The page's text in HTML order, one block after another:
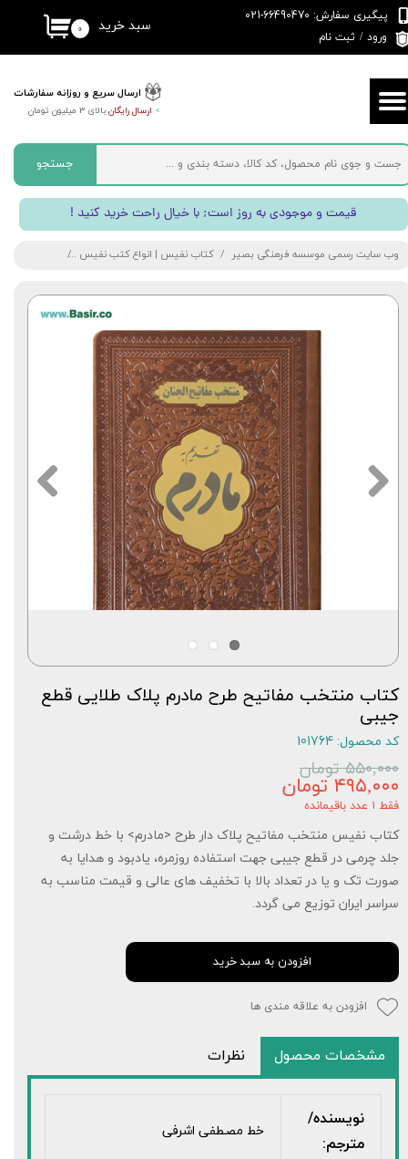
ارسال سریع و روزانه سفارشات
> ارسال رایگانبالای 3 میلیون تومان
پیگیری سفارش: 66490470-021
ورود / ثبت نام
حساب کاربری من
تغییر گذر واژه
سفارشات
خروج از حساب کاربری
۰ سبد خرید
جستجو
! قیمت و موجودی به روز است; با خیال راحت خرید کنید
وب سایت رسمی موسسه فرهنگی بصیر کتاب نفیس | انواع کتب نفیس
کتاب منتخب مفاتیح طرح مادرم پلاک طلایی قطع
جیبی
کد محصول: 101764
۵۵۰,۰۰۰ تومان
۴۹۵,۰۰۰ تومان
فقط ۱ عدد باقیمانده
کتاب نفیس منتخب مفاتیح پلاک دار طرح <مادرم> با خط درشت و
جلد چرمی در قطع جیبی جهت استفاده روزمره، یادبود و هدایا به
صورت تک و یا در تعداد بالا با تخفیف های عالی و قیمت مناسب به
سراسر ایران توزیع می گردد.
افزودن به سبد خرید
افزودن به علاقه مندی ها
مشخصات محصول نظرات
نویسنده/
مترجم:
خط مصطفی اشرفی